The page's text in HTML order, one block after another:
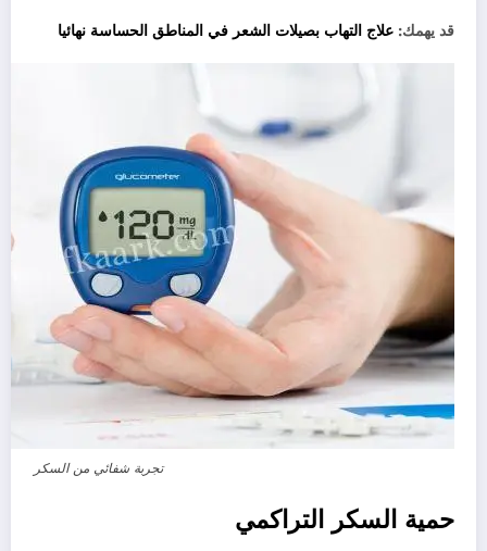
قد يهمك: علاج التهاب بصيلات الشعر في المناطق الحساسة نهائيا
تجربة شفائي من السكر
حمية السكر التراكمي